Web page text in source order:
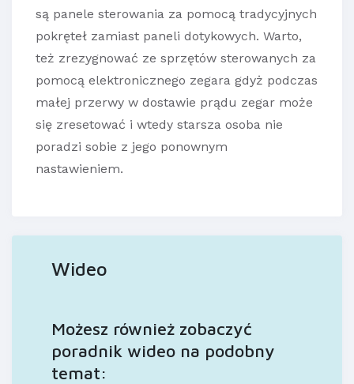
są panele sterowania za pomocą tradycyjnych
pokręteł zamiast paneli dotykowych. Warto,
też zrezygnować ze sprzętów sterowanych za
pomocą elektronicznego zegara gdyż podczas
małej przerwy w dostawie prądu zegar może
się zresetować i wtedy starsza osoba nie
poradzi sobie z jego ponownym
nastawieniem.
Wideo
Możesz również zobaczyć
poradnik wideo na podobny
temat: